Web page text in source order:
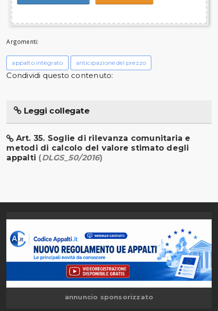
Argomenti:
appalto integrato anticipazione del prezzo
Condividi questo contenuto:
Leggi collegate
Art. 35. Soglie di rilevanza comunitaria e
metodi di calcolo del valore stimato degli
appalti (DLGS_50/2016)
annuncio sponsorizzato